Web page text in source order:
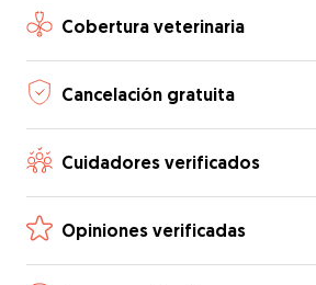
Cobertura veterinaria
Cancelación gratuita
Cuidadores verificados
Opiniones verificadas